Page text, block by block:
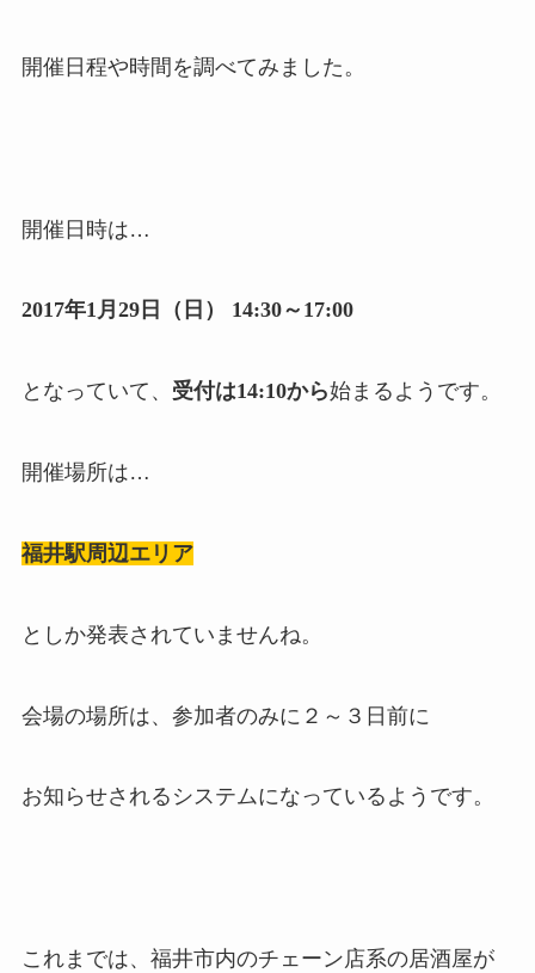
開催日程や時間を調べてみました。
開催日時は…
2017年1月29日（日） 14:30～17:00
となっていて、 受付は14:10から始まるようです。
開催場所は…
福井駅周辺エリア
としか発表されていませんね。
会場の場所は、参加者のみに２～３日前に
お知らせされるシステムになっているようです。
これまでは、福井市内のチェーン店系の居酒屋が